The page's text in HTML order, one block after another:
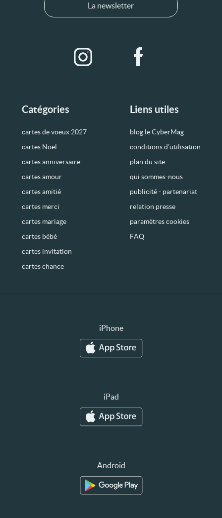
Catégories
cartes de voeux 2027
cartes Noël
cartes anniversaire
cartes amour
cartes amitié
cartes merci
cartes mariage
cartes bébé
cartes invitation
cartes chance
Liens utiles
blog le CyberMag
conditions d’utilisation
plan du site
qui sommes-nous
publicité - partenariat
relation presse
paramètres cookies
FAQ
La newsletter
iPhone
iPad
Android